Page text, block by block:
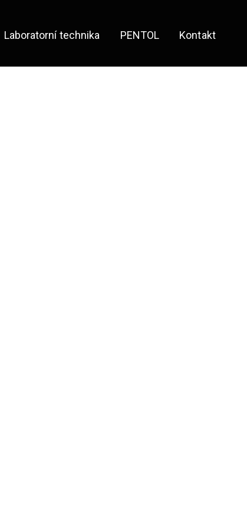
Laboratorní technika PENTOL Kontakt